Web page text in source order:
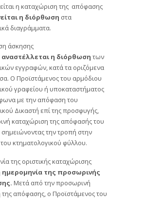
η καταχώριση της απόφασης
η διόρθωση στα
διαγράμματα.
άσκησης
αναστέλλεται η διόρθωση των
εγγραφών, κατά τα οριζόμενα
Ο Προϊστάμενος του αρμόδιου
γραφείου ή υποκαταστήματος
με την απόφαση του
Δικαστή επί της προσφυγής,
καταχώριση της απόφασής του
σημειώνοντας την τροπή στην
του κτηματολογικού φύλλου.
της οριστικής καταχώρισης
ημερομηνία της προσωρινής
Μετά από την προσωρινή
απόφασης, ο Προϊστάμενος του